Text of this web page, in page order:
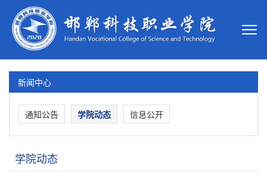
新闻中心
通知公告 学院动态 信息公开
学院动态